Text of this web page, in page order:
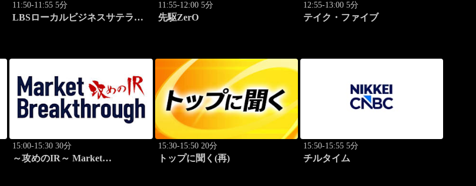
11:50-11:55 5分
LBSローカルビジネスサテライ
11:55-12:00 5分
先駆ZerO
12:55-13:00 5分
テイク・ファイブ
15:00-15:30 30分
～攻めのIR～ Market
15:30-15:50 20分
トップに聞く(再)
15:50-15:55 5分
チルタイム